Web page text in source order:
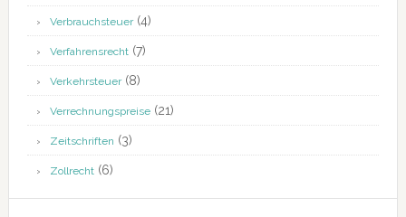
Verbrauchsteuer(4)
Verfahrensrecht(7)
Verkehrsteuer(8)
Verrechnungspreise(21)
Zeitschriften (3)
Zollrecht(6)